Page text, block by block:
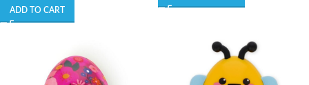
ADD TO CART